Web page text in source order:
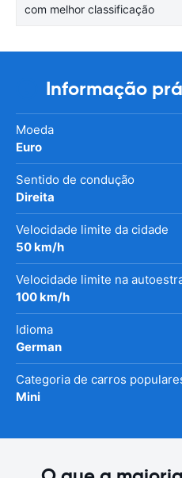
com melhor classificação
Informação
Moeda
Euro
Sentido de condução
Direita
Velocidade limite da cidade
50 km/h
Velocidade limite na
100 km/h
Idioma
German
Categoria de carros
Mini